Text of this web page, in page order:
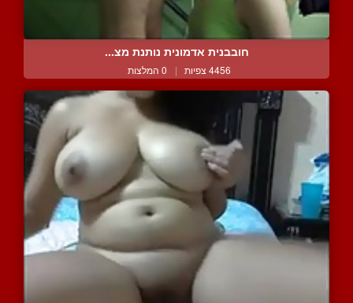
חובבנית אדמונית נותנת מצ...
4456 צפיות | 0 המלצות